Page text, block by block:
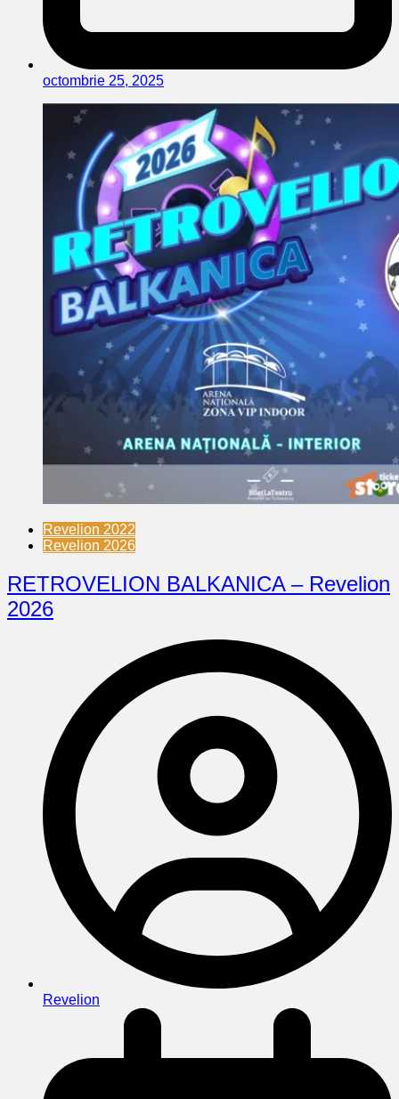
octombrie 25, 2025
Revelion 2022
Revelion 2026
RETROVELION BALKANICA – Revelion
2026
Revelion